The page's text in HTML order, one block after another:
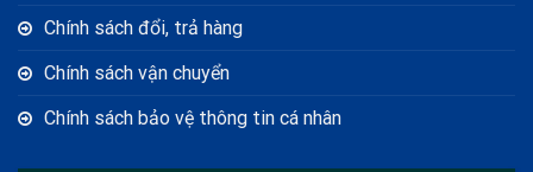
Chính sách đổi, trả hàng
Chính sách vận chuyển
Chính sách bảo vệ thông tin cá nhân